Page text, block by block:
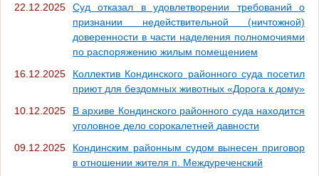
22.12.2025
Суд отказал в удовлетворении требований о
признании недействительной (ничтожной)
доверенности в части наделения полномочиями
по распоряжению жилым помещением
16.12.2025
Коллектив Кондинского районного суда посетил
приют для бездомных животных «Дорога к дому»
10.12.2025
В архиве Кондинского районного суда находится
уголовное дело сорокалетней давности
09.12.2025
Кондинским районным судом вынесен приговор
в отношении жителя п. Междуреченский